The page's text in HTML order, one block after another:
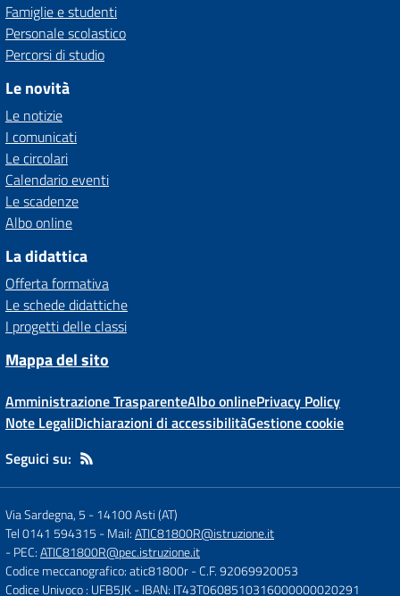
Famiglie e studenti
Personale scolastico
Percorsi di studio
Le novità
Le notizie
I comunicati
Le circolari
Calendario eventi
Le scadenze
Albo online
La didattica
Offerta formativa
Le schede didattiche
I progetti delle classi
Mappa del sito
Amministrazione TrasparenteAlbo onlinePrivacy Policy
Note LegaliDichiarazioni di accessibilitàGestione cookie
Seguici su:
Via Sardegna, 5 -14100 Asti (AT)
Tel 0141 594315 - Mail:ATIC81800R@istruzione.it
- PEC:ATIC81800R@pec.istruzione.it
Codice meccanografico: atic81800r- C.F. 92069920053
Codice Univoco : UFB5JK- IBAN: IT43T0608510316000000020291